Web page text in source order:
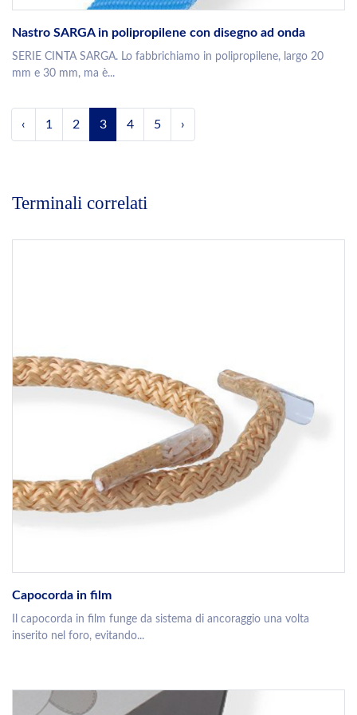
Nastro SARGA in polipropilene con disegno ad onda
SERIE CINTA SARGA. Lo fabbrichiamo in polipropilene, largo 20
mm e 30 mm, ma è...
‹ 1 2 3 4 5 ›
Terminali correlati
Capocorda in film
Il capocorda in film funge da sistema di ancoraggio una volta
inserito nel foro, evitando...